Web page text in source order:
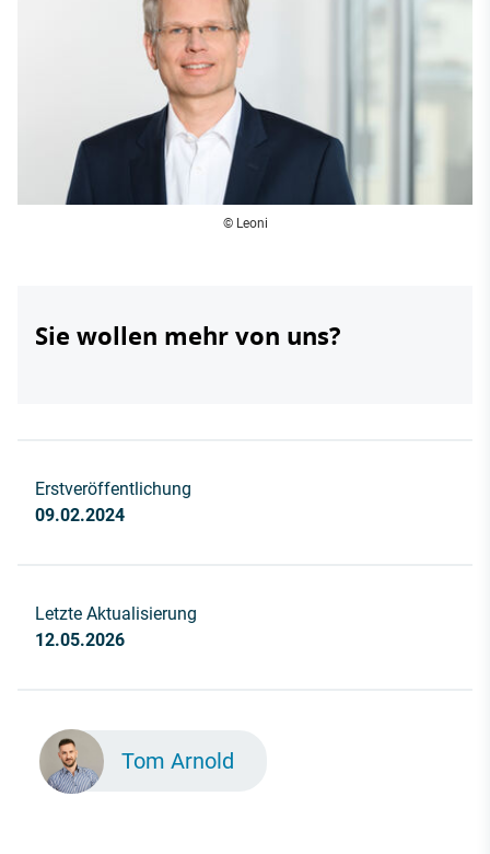
© Leoni
Sie wollen mehr von uns?
Erstveröffentlichung
09.02.2024
Letzte Aktualisierung
12.05.2026
Tom Arnold